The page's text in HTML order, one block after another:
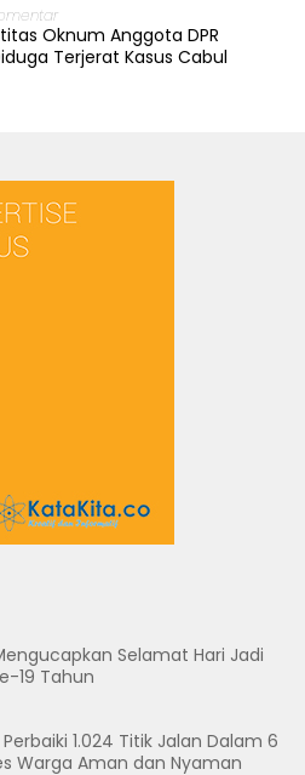
Oknum Anggota DPR
Terjerat Kasus Cabul
Selamat Hari Jadi
19 Tahun
1.024 Titik Jalan Dalam 6
Warga Aman dan Nyaman